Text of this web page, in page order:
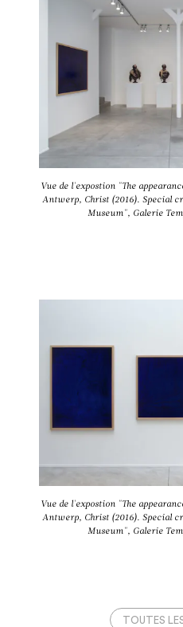
JAN
The appearance
of Bacchus,
Special
Vue de l'expostion "The
Antwerp, Christ (2016). Special
Museum", Galerie
Vue de l'expostion "The
Antwerp, Christ (2016). Special
Museum", Galerie
TOUTES